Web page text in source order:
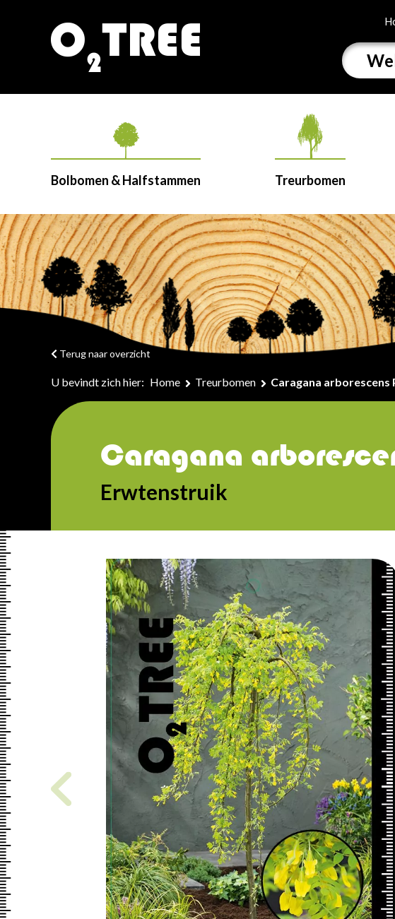
Bolbomen & Halfstammen Treurbomen
U bevindt zich hier: Home Treurbomen Caragana arborescens
Terug naar overzicht
Caragana
Erwtenstruik